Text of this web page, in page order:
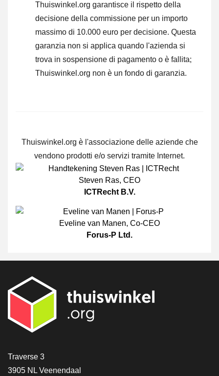
Thuiswinkel.org garantisce il rispetto della
decisione della commissione per un importo
massimo di 10.000 euro per decisione. Questa
garanzia non si applica quando l'azienda si
trova in sospensione di pagamento o è fallita;
Thuiswinkel.org non è un fondo di garanzia.
Thuiswinkel.org è l'associazione delle aziende che
vendono prodotti e/o servizi tramite Internet.
Steven Ras, CEO
ICTRecht B.V.
Eveline van Manen, Co-CEO
Forus-P Ltd.
[_General:Contact]
Traverse 3
3905 NL Veenendaal